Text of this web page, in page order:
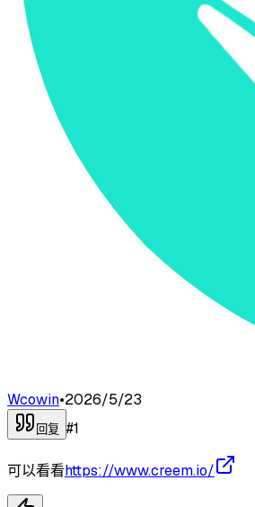
Wcowin•2026/5/23
回复 #1
可以看看https://www.creem.io/